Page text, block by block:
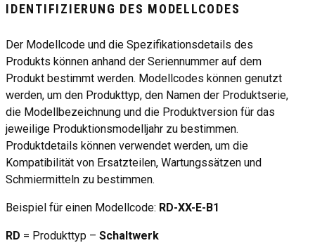
IDENTIFIZIERUNG DES MODELLCODES
Der Modellcode und die Spezifikationsdetails des
Produkts können anhand der Seriennummer auf dem
Produkt bestimmt werden. Modellcodes können genutzt
werden, um den Produkttyp, den Namen der Produktserie,
die Modellbezeichnung und die Produktversion für das
jeweilige Produktionsmodelljahr zu bestimmen.
Produktdetails können verwendet werden, um die
Kompatibilität von Ersatzteilen, Wartungssätzen und
Schmiermitteln zu bestimmen.
Beispiel für einen Modellcode: RD-XX-E-B1
RD = Produkttyp – Schaltwerk